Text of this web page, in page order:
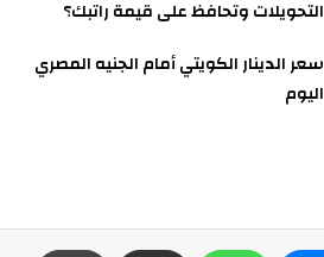
التحويلات وتحافظ على قيمة راتبك؟
سعر الدينار الكويتي أمام الجنيه المصري
اليوم